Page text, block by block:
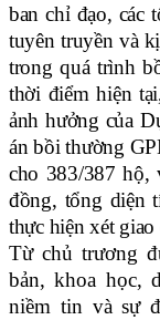
ban chỉ đạo, các
tuyên truyền và
trong quá trình
thời điểm hiện
ảnh hưởng của
án bồi thường
cho 383/387 hộ,
đồng, tổng diện
thực hiện xét
Từ chủ trương
bản, khoa học,
niềm tin và sự